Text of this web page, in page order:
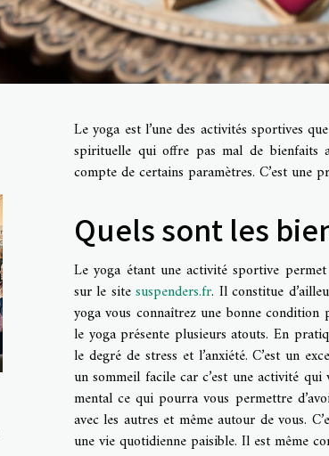
Le yoga est l’une des activités sportives
spirituelle qui offre pas mal de bienfaits
compte de certains paramètres. C’est une
Quels sont les
Le yoga étant une activité sportive
sur le sitesuspenders.fr. Il constitue
yoga vous connaîtrez une bonne
le yoga présente plusieurs atouts. En
le degré de stress et l’anxiété. C’est un
un sommeil facile car c’est une activité
mental ce qui pourra vous permettre
avec les autres et même autour de vous.
une vie quotidienne paisible. Il est même